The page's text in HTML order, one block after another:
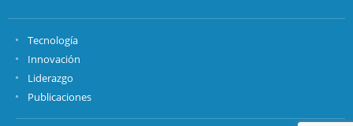
Tecnología
Innovación
Liderazgo
Publicaciones